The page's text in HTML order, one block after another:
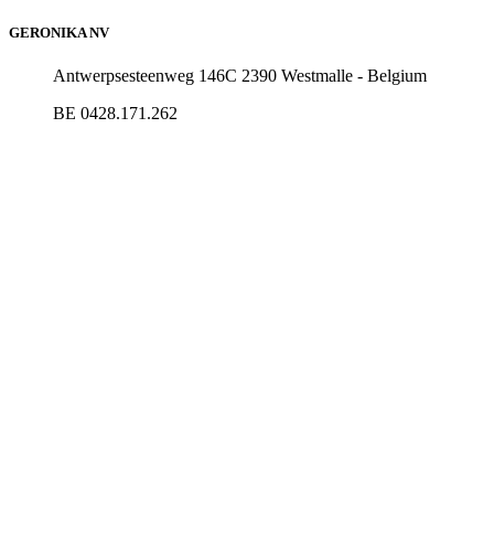
GERONIKA NV
Antwerpsesteenweg 146C 2390 Westmalle - Belgium
BE 0428.171.262